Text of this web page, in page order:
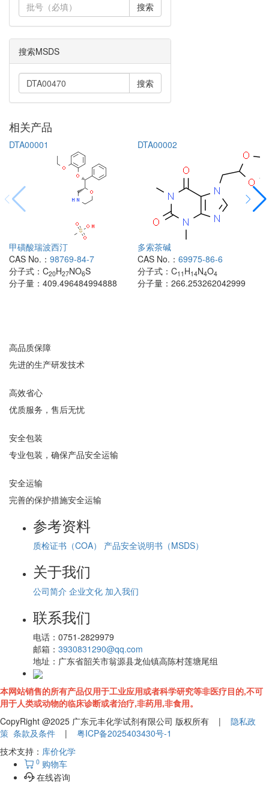
搜索
搜索MSDS
搜索
相关产品
DTA00001
甲磺酸瑞波西汀
CAS No.： 98769-84-7
分子式： C20H27NO6S
分子量： 409.496484994888
DTA00002
多索茶碱
CAS No.： 69975-86-6
分子式： C11 H14N4O4
分子量： 266.253262042999
高品质保障
先进的生产研发技术
高效省心
优质服务，售后无忧
安全包装
专业包装，确保产品安全运输
安全运输
完善的保护措施安全运输
参考资料
质检证书（COA） 产品安全说明书（MSDS）
关于我们
公司简介 企业文化 加入我们
联系我们
电话： 0751-2829979
邮箱： 3930831290@qq.com
地址： 广东省韶关市翁源县龙仙镇高陈村莲塘尾组
本网站销售的所有产品仅用于工业应用或者科学研究等非医疗目的,不可
用于人类或动物的临床诊断或者治疗,非药用,非食用。
CopyRight @2025 广东元丰化学试剂有限公司 版权所有 | 隐私政
策 条款及条件 | 粤ICP备2025403430号-1
技术支持： 库价化学
0 购物车
在线咨询